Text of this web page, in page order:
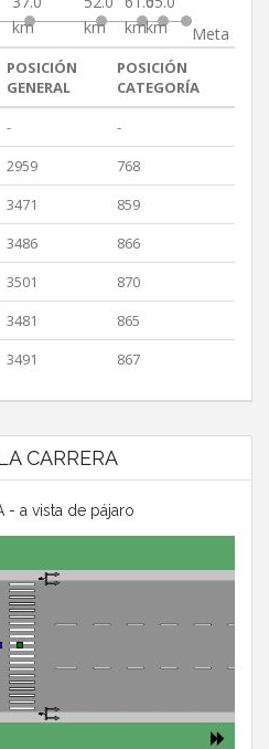
km
km
kmkm
Meta
POSICIÓN
GENERAL
POSICIÓN
CATEGORÍA
-
-
2959
768
3471
859
3486
866
3501
870
3481
865
3491 867
CARRERA
- a vista de pájaro